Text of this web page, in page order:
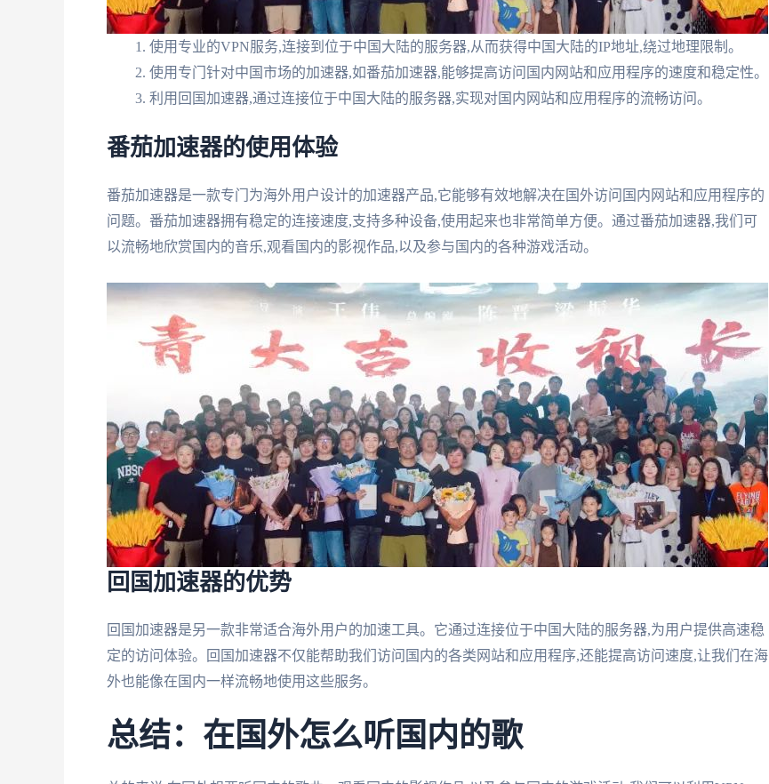
使用专业的VPN服务,连接到位于中国大陆的服务器,从而获得中国大陆的IP地址,绕过地理限制。
使用专门针对中国市场的加速器,如番茄加速器,能够提高访问国内网站和应用程序的速度和稳定性。
利用回国加速器,通过连接位于中国大陆的服务器,实现对国内网站和应用程序的流畅访问。
番茄加速器的使用体验
番茄加速器是一款专门为海外用户设计的加速器产品,它能够有效地解决在国外访问国内网站和应用程序的
问题。番茄加速器拥有稳定的连接速度,支持多种设备,使用起来也非常简单方便。通过番茄加速器,我们可
以流畅地欣赏国内的音乐,观看国内的影视作品,以及参与国内的各种游戏活动。
回国加速器的优势
回国加速器是另一款非常适合海外用户的加速工具。它通过连接位于中国大陆的服务器,为用户提供高速稳
定的访问体验。回国加速器不仅能帮助我们访问国内的各类网站和应用程序,还能提高访问速度,让我们在海
外也能像在国内一样流畅地使用这些服务。
总结：在国外怎么听国内的歌